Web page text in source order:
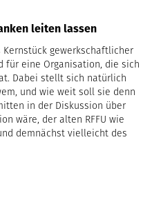
leiten lassen
gewerkschaftlicher
für eine Organisation, die sich
Dabei stellt sich natürlich
und wie weit soll sie denn
in der Diskussion über
wäre, der alten RFFU wie
demnächst vielleicht des